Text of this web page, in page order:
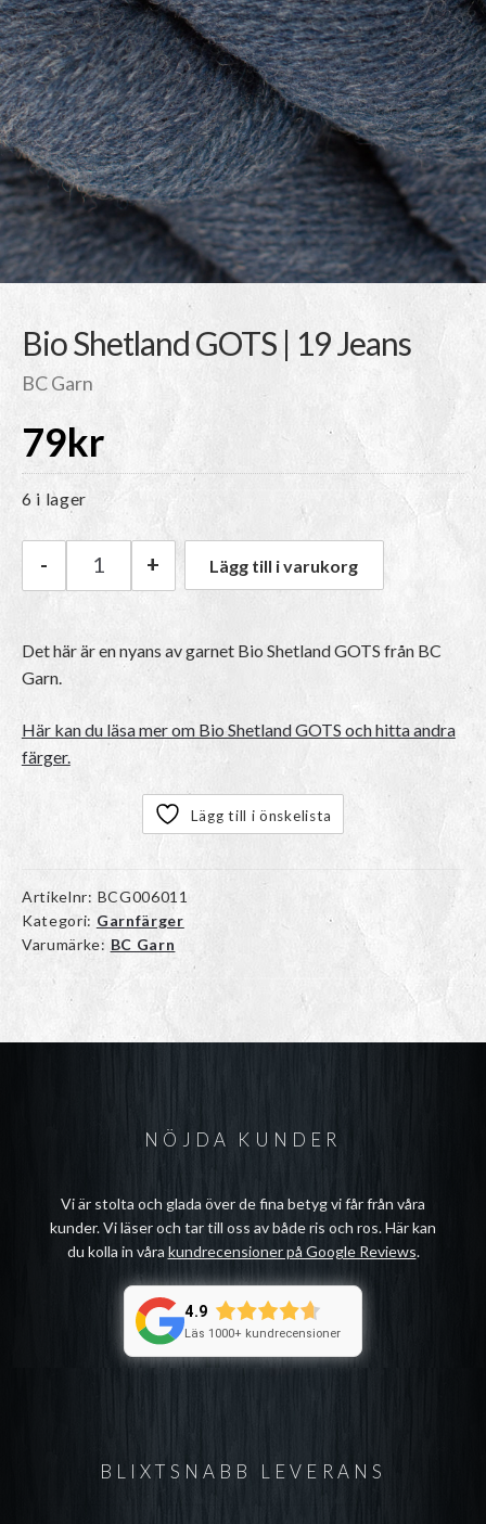
Bio Shetland GOTS | 19 Jeans
BC Garn
79kr
6 i lager
BC Garn Bio Shetland GOTS | 19 Jeans mängd
- + Lägg till i varukorg
Det här är en nyans av garnet Bio Shetland GOTS från BC
Garn.
Här kan du läsa mer om Bio Shetland GOTS och hitta andra
färger.
Lägg till i önskelista
Artikelnr: BCG006011
Kategori: Garnfärger
Varumärke: BC Garn
BLIXTSNABB LEVERANS
NÖJDA KUNDER
Vi är stolta och glada över de fina betyg vi får från våra
kunder. Vi läser och tar till oss av både ris och ros. Här kan
du kolla in våra kundrecensioner på Google Reviews.
4.9
Läs 1000+ kundrecensioner